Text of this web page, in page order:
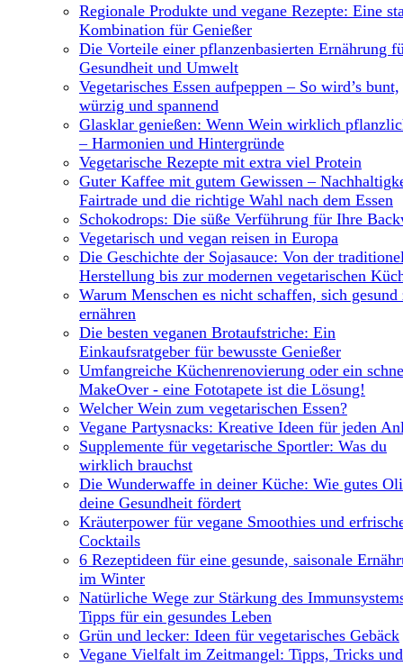
Regionale Produkte und vegane Rezepte: Eine
Kombination für Genießer
Die Vorteile einer pflanzenbasierten Ernährung
Gesundheit und Umwelt
Vegetarisches Essen aufpeppen – So wird’s bunt,
würzig und spannend
Glasklar genießen: Wenn Wein wirklich
– Harmonien und Hintergründe
Vegetarische Rezepte mit extra viel Protein
Guter Kaffee mit gutem Gewissen –
Fairtrade und die richtige Wahl nach dem Essen
Schokodrops: Die süße Verführung für Ihre
Vegetarisch und vegan reisen in Europa
Die Geschichte der Sojasauce: Von der
Herstellung bis zur modernen vegetarischen
Warum Menschen es nicht schaffen, sich gesund
ernähren
Die besten veganen Brotaufstriche: Ein
Einkaufsratgeber für bewusste Genießer
Umfangreiche Küchenrenovierung oder ein
MakeOver - eine Fototapete ist die Lösung!
Welcher Wein zum vegetarischen Essen?
Vegane Partysnacks: Kreative Ideen für jeden
Supplemente für vegetarische Sportler: Was du
wirklich brauchst
Die Wunderwaffe in deiner Küche: Wie gutes
deine Gesundheit fördert
Kräuterpower für vegane Smoothies und
Cocktails
6 Rezeptideen für eine gesunde, saisonale
im Winter
Natürliche Wege zur Stärkung des
Tipps für ein gesundes Leben
Grün und lecker: Ideen für vegetarisches Gebäck
Vegane Vielfalt im Zeitmangel: Tipps, Tricks und